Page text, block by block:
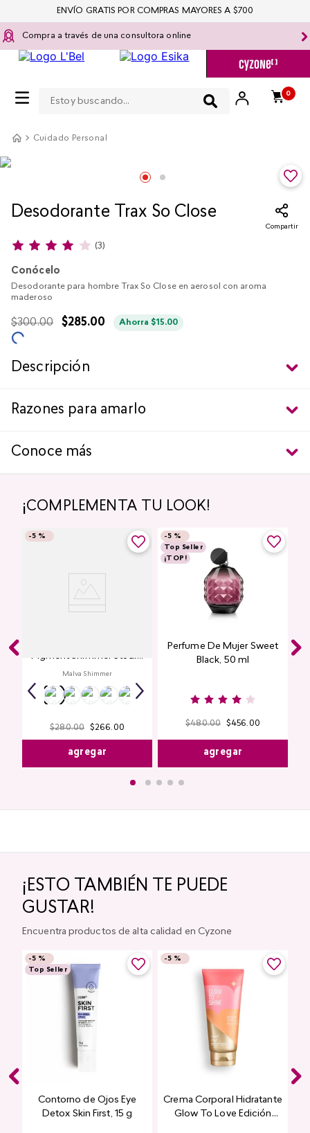
Compra a través de una consultora online
0
ENVÍO GRATIS POR COMPRAS MAYORES A $700
Cuidado Personal
Desodorante Trax So Close
Compartir
(3)
Conócelo
Desodorante para hombre Trax So Close en aerosol con aroma
maderoso
$300.00 $285.00 Ahorra$15.00
Descripción
Razones para amarlo
Conoce más
¡COMPLEMENTA TU LOOK!
-5 %
Pigment Shimmer Studio
Look
Malva Shimmer
$280.00 $266.00
agregar
-5 %
Top Seller
¡TOP!
Perfume De Mujer Sweet
Black, 50 ml
$480.00 $456.00
agregar
¡ESTO TAMBIÉN TE PUEDE
GUSTAR!
Encuentra productos de alta calidad en Cyzone
-5 %
Top Seller
Contorno de Ojos Eye
Detox Skin First, 15 g
-5 %
Crema Corporal Hidratante
Glow To Love Edición